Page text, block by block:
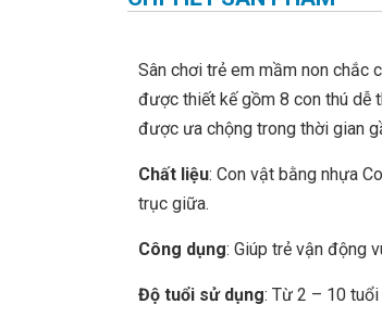
Sân chơi trẻ em mầm non chắc
được thiết kế gồm 8 con thú dễ
được ưa chộng trong thời gian
Chất liệu: Con vật bằng nhựa
trục giữa.
Công dụng: Giúp trẻ vận động
Độ tuổi sử dụng: Từ 2 – 10 tuổi